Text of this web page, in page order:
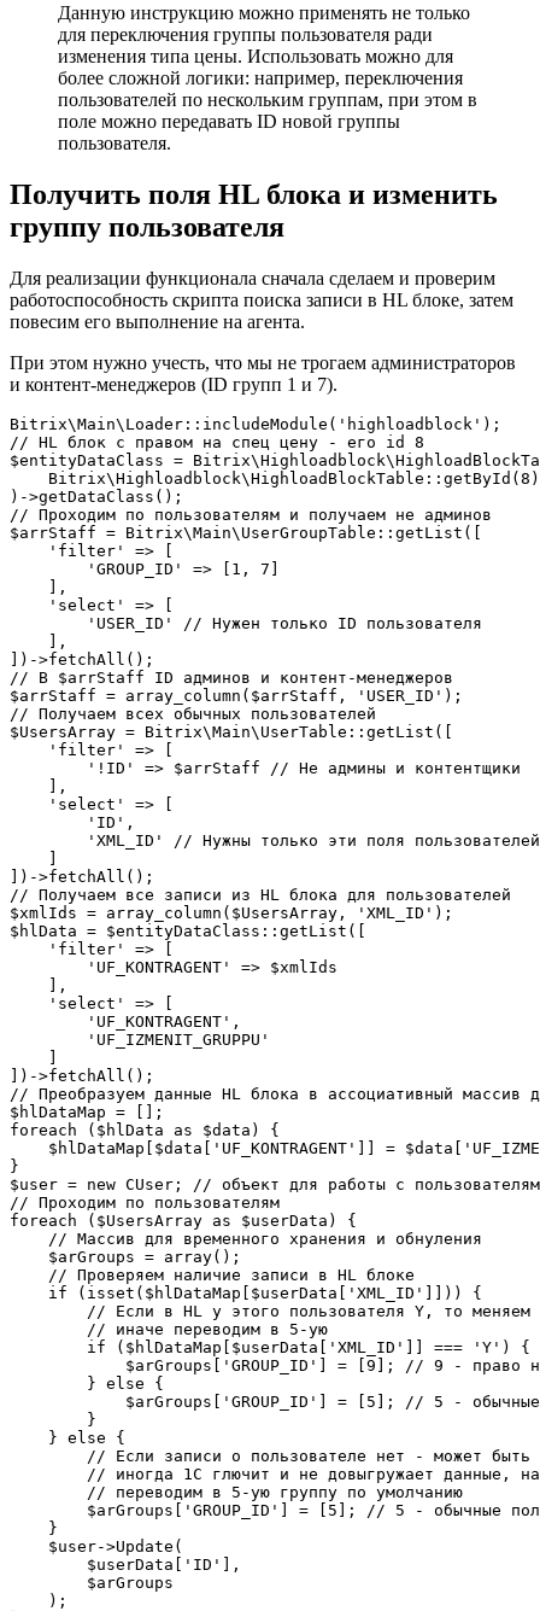
Данную инструкцию можно применять не только
для переключения группы пользователя ради
изменения типа цены. Использовать можно для
более сложной логики: например, переключения
пользователей по нескольким группам, при этом в
поле можно передавать ID новой группы
пользователя.
Получить поля HL блока и изменить
группу пользователя
Для реализации функционала сначала сделаем и проверим
работоспособность скрипта поиска записи в HL блоке, затем
повесим его выполнение на агента.
При этом нужно учесть, что мы не трогаем администраторов
и контент-менеджеров (ID групп 1 и 7).
Bitrix\Main\Loader::includeModule('highloadblock');
// HL блок с правом на спец цену - его id 8
$entityDataClass =
)->getDataClass();
// Проходим по пользователям и получаем не админов
$arrStaff = Bitrix\Main\UserGroupTable::getList([
    'filter' => [
        'GROUP_ID' => [1, 7]
    ],
    'select' => [
        'USER_ID' // Нужен только ID пользователя
    ],
])->fetchAll();
// В $arrStaff ID админов и контент-менеджеров
$arrStaff = array_column($arrStaff, 'USER_ID');
// Получаем всех обычных пользователей
$UsersArray = Bitrix\Main\UserTable::getList([
    'filter' => [
        '!ID' => $arrStaff // Не админы и контентщики
    ],
    'select' => [
        'ID',
        'XML_ID' // Нужны только эти поля пользователей
    ]
])->fetchAll();
// Получаем все записи из HL блока для пользователей
$xmlIds = array_column($UsersArray, 'XML_ID');
$hlData = $entityDataClass::getList([
    'filter' => [
        'UF_KONTRAGENT' => $xmlIds
    ],
    'select' => [
        'UF_KONTRAGENT',
        'UF_IZMENIT_GRUPPU'
    ]
])->fetchAll();
// Преобразуем данные HL блока в ассоциативный массив
$hlDataMap = [];
foreach ($hlData as $data) {
$hlDataMap[$data['UF_KONTRAGENT']] =
}
$user = new CUser; // объект для работы с
// Проходим по пользователям
foreach ($UsersArray as $userData) {
    // Массив для временного хранения и обнуления
    $arGroups = array();
    // Проверяем наличие записи в HL блоке
    if (isset($hlDataMap[$userData['XML_ID']])) {
// Если в HL у этого пользователя Y, то меняем
        // иначе переводим в 5-ую
        if ($hlDataMap[$userData['XML_ID']] === 'Y') {
$arGroups['GROUP_ID'] = [9]; // 9 - право
        } else {
$arGroups['GROUP_ID'] = [5]; // 5 -
        }
    } else {
// Если записи о пользователе нет - может
// иногда 1С глючит и не довыгружает данные,
        // переводим в 5-ую группу по умолчанию
$arGroups['GROUP_ID'] = [5]; // 5 - обычные
    }
    $user->Update(
        $userData['ID'],
        $arGroups
    );